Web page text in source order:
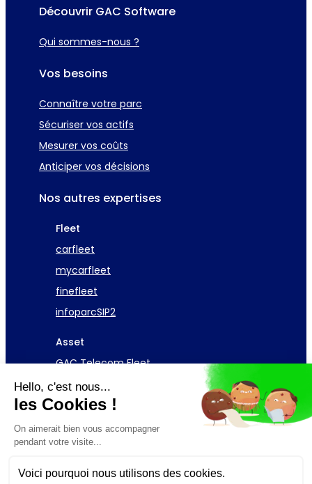
Hello, c'est nous...
les Cookies !
On aimerait bien vous accompagner
pendant votre visite...
Voici pourquoi nous utilisons des cookies.
Découvrir GAC Software
Qui sommes-nous ?
Vos besoins
Connaître votre parc
Sécuriser vos actifs
Mesurer vos coûts
Anticiper vos décisions
Nos autres expertises
Fleet
carfleet
mycarfleet
finefleet
infoparcSIP2
Asset
GAC Telecom Fleet
Demander une démo